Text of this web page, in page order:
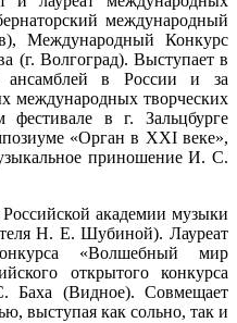
международный
Международный Конкурс
(г. Волгоград). Выступает в
ансамблей в России и за
международных творческих
фестивале в г. Зальцбурге
«Орган в XXI веке»,
приношение И. С.
академии музыки
Н. Е. Шубиной). Лауреат
«Волшебный мир
открытого конкурса
(Видное). Совмещает
выступая как сольно, так и